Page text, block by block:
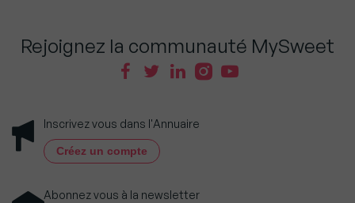
Rejoignez la communauté MySweet
Inscrivez vous dans l'Annuaire
Créez un compte
Abonnez vous à la newsletter